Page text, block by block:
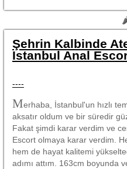
Şehrin Kalbinde
Istanbul Anal
----
Merhaba, İstanbul'un hızlı
aksatır oldum ve bir süredir
Fakat şimdi karar verdim ve
Escort olmaya karar verdim.
hem de hayat kalitemi
adımı attım. 163cm boyunda